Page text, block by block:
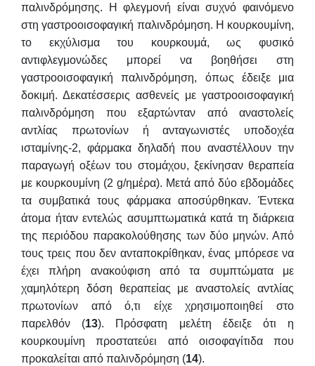
παλινδρόμησης. Η φλεγμονή είναι συχνό φαινόμενο
στη γαστροοισοφαγική παλινδρόμηση. Η κουρκουμίνη,
το εκχύλισμα του κουρκουμά, ως φυσικό
αντιφλεγμονώδες μπορεί να βοηθήσει στη
γαστροοισοφαγική παλινδρόμηση, όπως έδειξε μια
δοκιμή. Δεκατέσσερις ασθενείς με γαστροοισοφαγική
παλινδρόμηση που εξαρτώνταν από αναστολείς
αντλίας πρωτονίων ή ανταγωνιστές υποδοχέα
ισταμίνης-2, φάρμακα δηλαδή που αναστέλλουν την
παραγωγή οξέων του στομάχου, ξεκίνησαν θεραπεία
με κουρκουμίνη (2 g/ημέρα). Μετά από δύο εβδομάδες
τα συμβατικά τους φάρμακα αποσύρθηκαν. Έντεκα
άτομα ήταν εντελώς ασυμπτωματικά κατά τη διάρκεια
της περιόδου παρακολούθησης των δύο μηνών. Από
τους τρεις που δεν ανταποκρίθηκαν, ένας μπόρεσε να
έχει πλήρη ανακούφιση από τα συμπτώματα με
χαμηλότερη δόση θεραπείας με αναστολείς αντλίας
πρωτονίων από ό,τι είχε χρησιμοποιηθεί στο
παρελθόν (13). Πρόσφατη μελέτη έδειξε ότι η
κουρκουμίνη προστατεύει από οισοφαγίτιδα που
προκαλείται από παλινδρόμηση (14).